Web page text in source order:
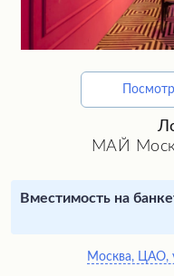
Подберите мне зал
МАЙ
Вместимость на
Москва, ЦАО,